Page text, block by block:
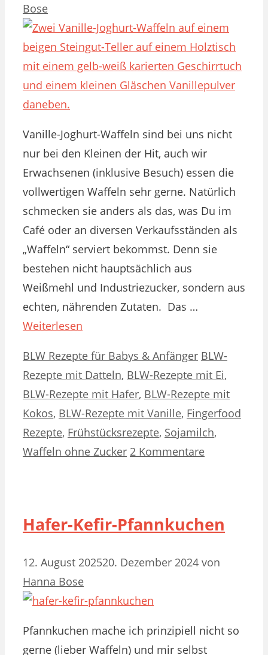
Bose
Vanille-Joghurt-Waffeln sind bei uns nicht
nur bei den Kleinen der Hit, auch wir
Erwachsenen (inklusive Besuch) essen die
vollwertigen Waffeln sehr gerne. Natürlich
schmecken sie anders als das, was Du im
Café oder an diversen Verkaufsständen als
„Waffeln“ serviert bekommst. Denn sie
bestehen nicht hauptsächlich aus
Weißmehl und Industriezucker, sondern aus
echten, nährenden Zutaten. Das …
Weiterlesen
Kategorien
BLW Rezepte für Babys & Anfänger Schlagwörter
BLW-
Rezepte mit Datteln, BLW-Rezepte mit Ei,
BLW-Rezepte mit Hafer, BLW-Rezepte mit
Kokos, BLW-Rezepte mit Vanille, Fingerfood
Rezepte, Frühstücksrezepte, Sojamilch,
Waffeln ohne Zucker 2 Kommentare
Hafer-Kefir-Pfannkuchen
12. August 202520. Dezember 2024 von
Hanna Bose
Pfannkuchen mache ich prinzipiell nicht so
gerne (lieber Waffeln) und mir selbst